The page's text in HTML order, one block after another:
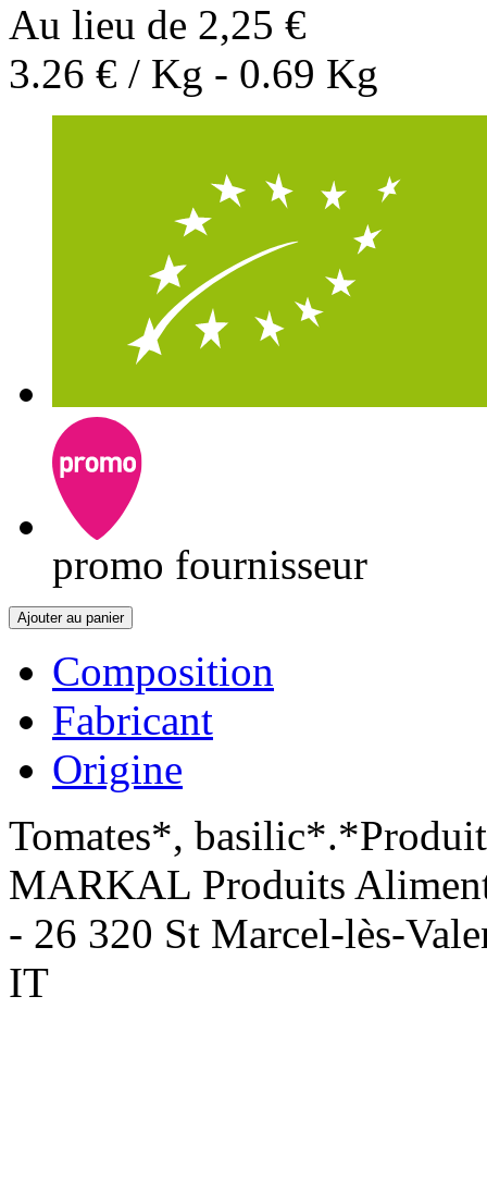
Au lieu de 2,25 €
3.26 € / Kg - 0.69 Kg
promo fournisseur
Ajouter au panier
Composition
Fabricant
Origine
Tomates*,
MARKAL Produits
- 26 320 St Marcel-lès-
IT